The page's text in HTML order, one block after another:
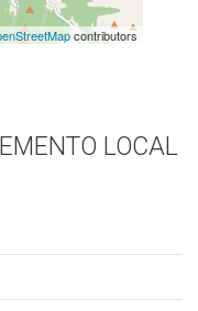
contributors
LOCAL